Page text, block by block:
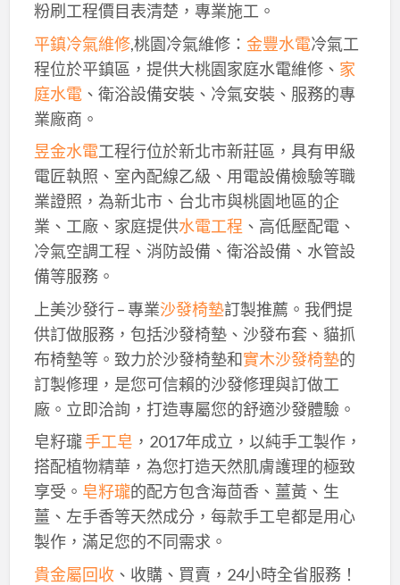
粉刷工程價目表清楚，專業施工。
平鎮冷氣維修,桃園冷氣維修： 金豐水電冷氣工
程位於平鎮區，提供大桃園家庭水電維修、 家
庭水電、衛浴設備安裝、冷氣安裝、服務的專
業廠商。
昱金水電工程行位於新北市新莊區，具有甲級
電匠執照、室內配線乙級、用電設備檢驗等職
業證照，為新北市、台北市與桃園地區的企
業、工廠、家庭提供水電工程 、高低壓配電、
冷氣空調工程、消防設備、衛浴設備、水管設
備等服務。
上美沙發行 – 專業沙發椅墊訂製推薦。我們提
供訂做服務，包括沙發椅墊、沙發布套、貓抓
布椅墊等。致力於沙發椅墊和實木沙發椅墊的
訂製修理，是您可信賴的沙發修理與訂做工
廠。立即洽詢，打造專屬您的舒適沙發體驗。
皂籽瓏手工皂 ，2017年成立，以純手工製作，
搭配植物精華，為您打造天然肌膚護理的極致
享受。 皂籽瓏的配方包含海茴香、薑黃、生
薑、左手香等天然成分，每款手工皂都是用心
製作，滿足您的不同需求。
貴金屬回收、收購、買賣，24小時全省服務！